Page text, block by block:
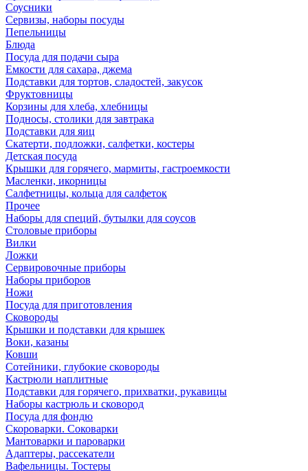
Соусники
Сервизы, наборы посуды
Пепельницы
Блюда
Посуда для подачи сыра
Емкости для сахара, джема
Подставки для тортов, сладостей, закусок
Фруктовницы
Корзины для хлеба, хлебницы
Подносы, столики для завтрака
Подставки для яиц
Скатерти, подложки, салфетки, костеры
Детская посуда
Крышки для горячего, мармиты, гастроемкости
Масленки, икорницы
Салфетницы, кольца для салфеток
Прочее
Наборы для специй, бутылки для соусов
Столовые приборы
Вилки
Ложки
Сервировочные приборы
Наборы приборов
Ножи
Посуда для приготовления
Сковороды
Крышки и подставки для крышек
Воки, казаны
Ковши
Сотейники, глубокие сковороды
Кастрюли наплитные
Подставки для горячего, прихватки, рукавицы
Наборы кастрюль и сковород
Посуда для фондю
Скороварки. Соковарки
Мантоварки и пароварки
Адаптеры, рассекатели
Вафельницы. Тостеры